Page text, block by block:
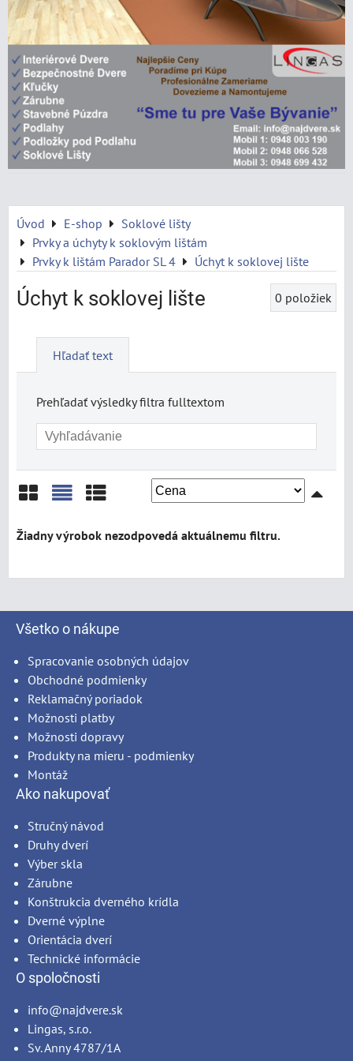
Úvod E-shop
Soklové lišty
Prvky a úchyty k soklovým lištám
Prvky k lištám Parador SL 4
Úchyt k soklovej lište
Úchyt k soklovej lište 0 položiek
Hľadať text
Prehľadať výsledky filtra fulltextom
Mriežka
Všetko o nákupe
Spracovanie osobných údajov
Obchodné podmienky
Reklamačný poriadok
Možnosti platby
Možnosti dopravy
Produkty na mieru - podmienky
Montáž
Ako nakupovať
Stručný návod
Druhy dverí
Výber skla
Zárubne
Konštrukcia dverného krídla
Dverné výplne
Orientácia dverí
Technické informácie
O spoločnosti
info@najdvere.sk
Lingas, s.r.o.
Sv. Anny 4787/1A